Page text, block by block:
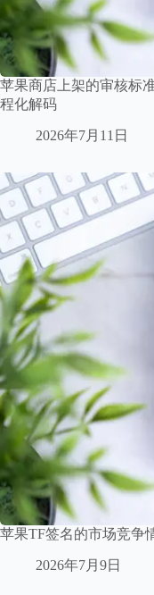
苹果商店上架的审核标
程化解码
2026年7月11日
苹果TF签名的市场竞争
2026年7月9日